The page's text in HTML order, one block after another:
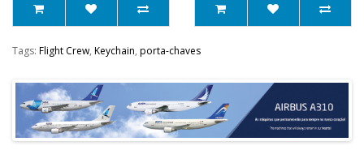
Tags: Flight Crew, Keychain, porta-chaves